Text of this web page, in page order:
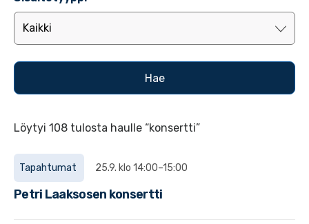
Löytyi 108 tulosta haulle “konsertti”
Tapahtumat 25.9. klo 14:00–15:00
Petri Laaksosen konsertti